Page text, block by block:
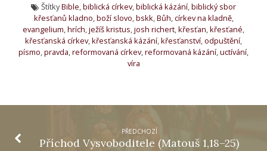
ŠtítkyBible,biblická církev,biblická kázání,biblický sbor
křesťanů kladno,boží slovo,bskk,Bůh,církev na kladně,
evangelium,hrích,ježíš kristus,josh richert,křesťan,křesťané,
křesťanská církev,křesťanská kázání,křesťanství,odpuštění,
písmo,pravda,reformovaná církev,reformovaná kázání,uctívání,
víra
PŘEDCHOZÍ
Příchod Vysvoboditele (Matouš 1,18–25)